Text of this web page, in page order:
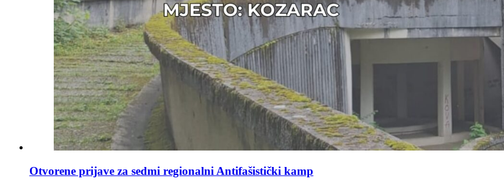
Otvorene prijave za sedmi regionalni Antifašistički kamp